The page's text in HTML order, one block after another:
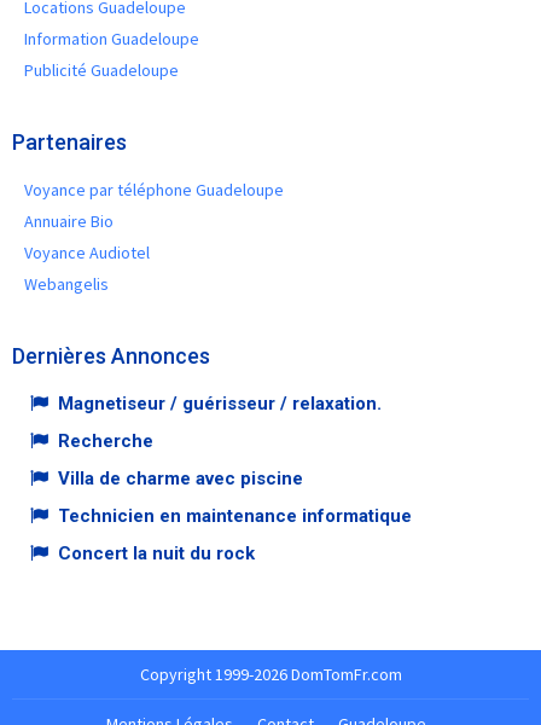
Locations Guadeloupe
Information Guadeloupe
Publicité Guadeloupe
Partenaires
Voyance par téléphone Guadeloupe
Annuaire Bio
Voyance Audiotel
Webangelis
Dernières Annonces
Magnetiseur / guérisseur / relaxation.
Recherche
Villa de charme avec piscine
Technicien en maintenance informatique
Concert la nuit du rock
Copyright 1999-2026 DomTomFr.com